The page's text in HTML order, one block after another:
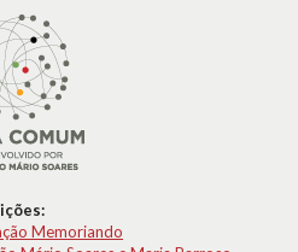
Memoriando